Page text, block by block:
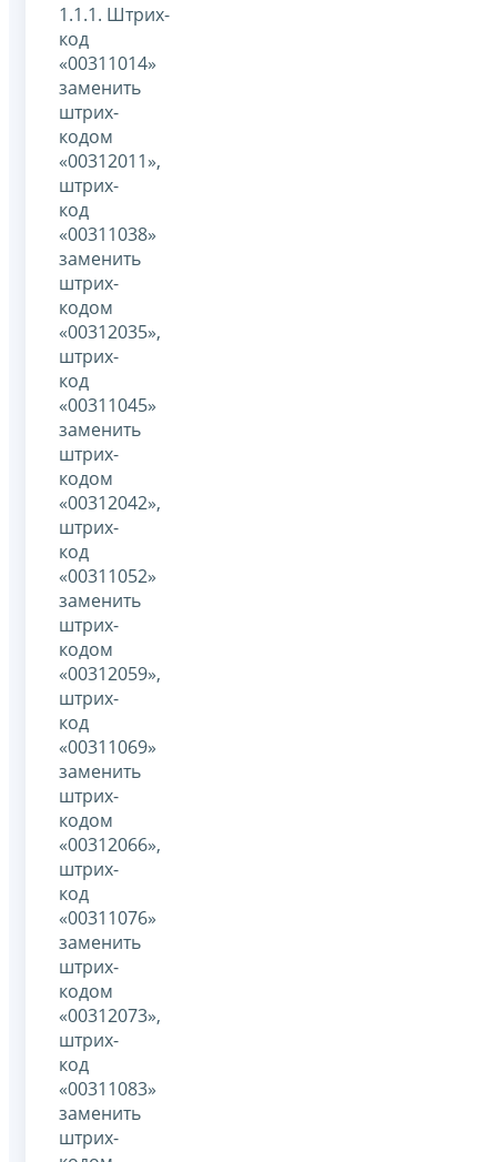
1.1.1. Штрих-
код
«00311014»
заменить
штрих-
кодом
«00312011»,
штрих-
код
«00311038»
заменить
штрих-
кодом
«00312035»,
штрих-
код
«00311045»
заменить
штрих-
кодом
«00312042»,
штрих-
код
«00311052»
заменить
штрих-
кодом
«00312059»,
штрих-
код
«00311069»
заменить
штрих-
кодом
«00312066»,
штрих-
код
«00311076»
заменить
штрих-
кодом
«00312073»,
штрих-
код
«00311083»
заменить
штрих-